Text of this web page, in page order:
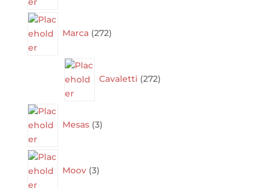
Marca 272products
Cavaletti 272products
Mesas 3products
Moov 3products